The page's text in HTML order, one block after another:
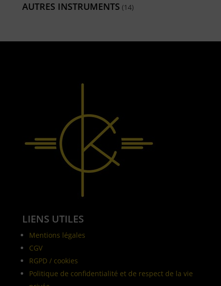
AUTRES INSTRUMENTS 1414
LIENS UTILES
Mentions légales
CGV
RGPD / cookies
Politique de confidentialité et de respect de la vie